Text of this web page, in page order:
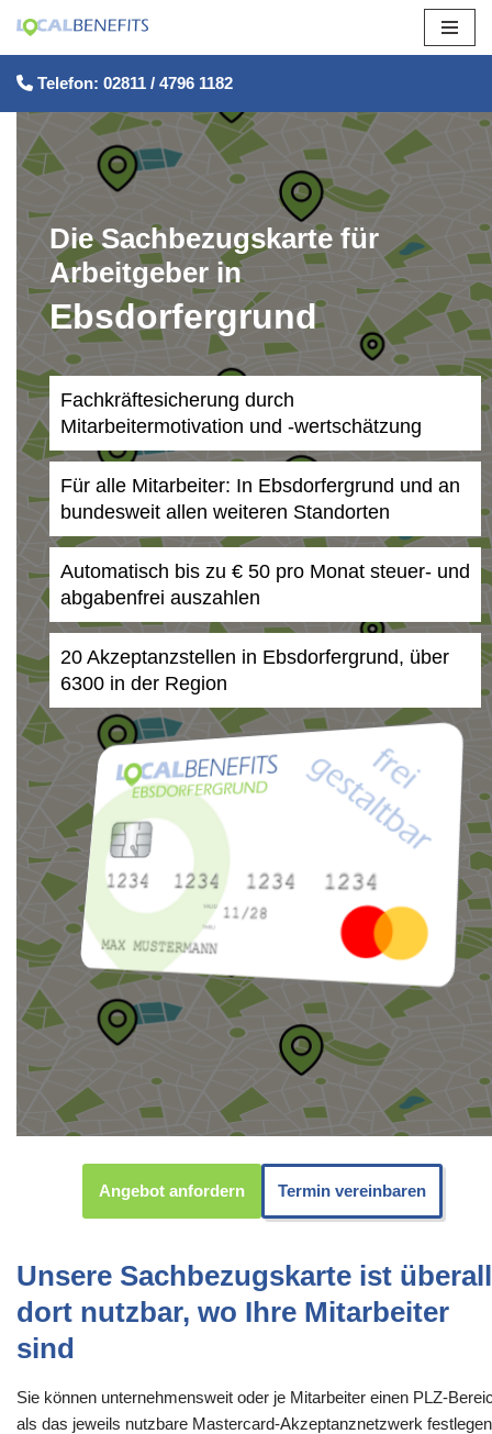
Zum
Inhalt
springen
Telefon: 02811 / 4796 1182
Die Sachbezugskarte für
Arbeitgeber in
Ebsdorfergrund
Fachkräftesicherung durch
Mitarbeitermotivation und -wertschätzung
Für alle Mitarbeiter: In Ebsdorfergrund und an
bundesweit allen weiteren Standorten
Automatisch bis zu € 50 pro Monat steuer- und
abgabenfrei auszahlen
20 Akzeptanzstellen in Ebsdorfergrund, über
6300 in der Region
Angebot anfordern Termin vereinbaren
Unsere Sachbezugskarte ist überall
dort nutzbar, wo Ihre Mitarbeiter
sind
Sie können unternehmensweit oder je Mitarbeiter einen PLZ-
als das jeweils nutzbare Mastercard-Akzeptanznetzwerk